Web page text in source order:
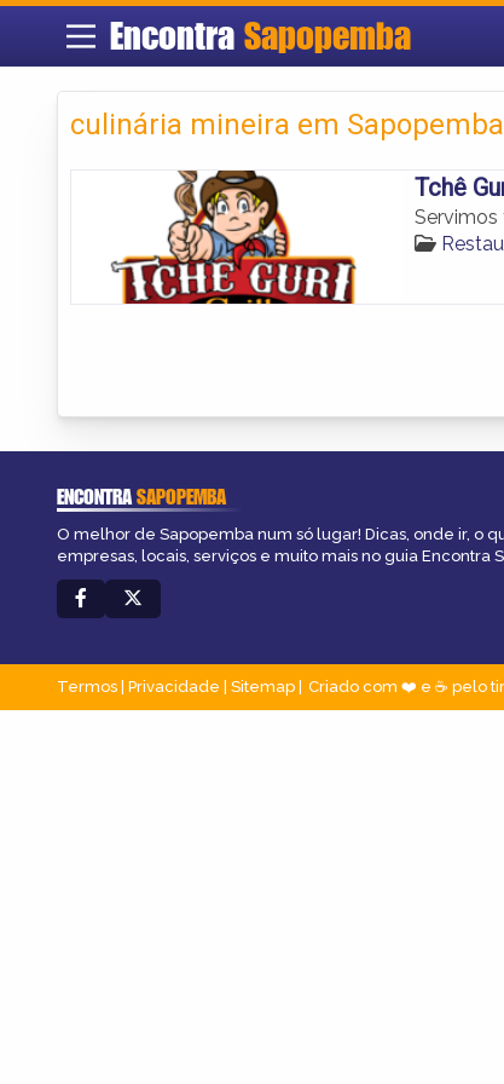
Encontra Sapopemba
culinária mineira em Sapopemba
Tchê
ENCONTRASAPOPEMBA
O melhor de Sapopemba num só lugar! Dicas, onde ir, o
empresas, locais, serviços e muito mais no guia Encontra
Termos Privacidade Sitemap Criado com ❤️ e ☕ pelo